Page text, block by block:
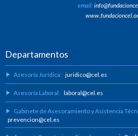
email:
Departamentos
Asesoría Jurídica: juridico@cel.es
Asesoría Laboral: laboral@cel.es
Gabinete de Asesoramiento y Asistencia
prevencion@cel.es